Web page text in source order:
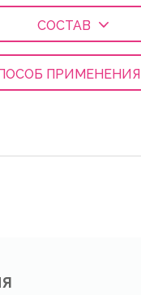
СОСТАВ
ПРИМЕНЕНИЯ